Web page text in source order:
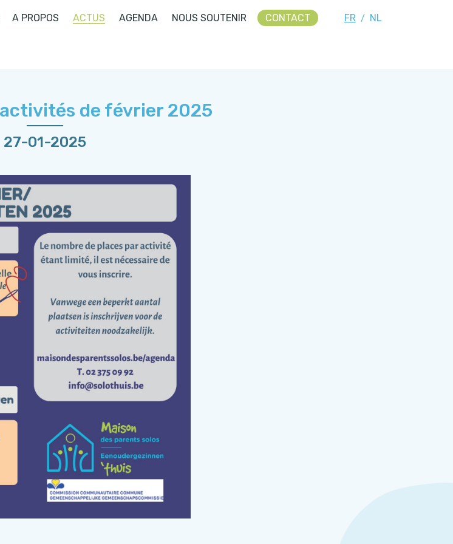
A PROPOS ACTUS AGENDA NOUS SOUTENIR CONTACT FR / NL
de février 2025
27-01-2025